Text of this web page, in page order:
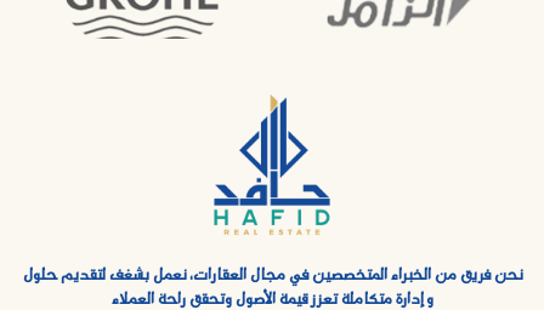
نحن فريق من الخبراء المتخصصين في مجال العقارات، نعمل بشغف لتقديم حلول
و إدارة متكاملة تعزز قيمة الأصول وتحقق راحة العملاء